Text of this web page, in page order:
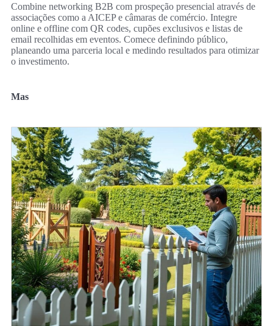
Combine networking B2B com prospeção presencial através de
associações como a AICEP e câmaras de comércio. Integre
online e offline com QR codes, cupões exclusivos e listas de
email recolhidas em eventos. Comece definindo público,
planeando uma parceria local e medindo resultados para otimizar
o investimento.
Mas